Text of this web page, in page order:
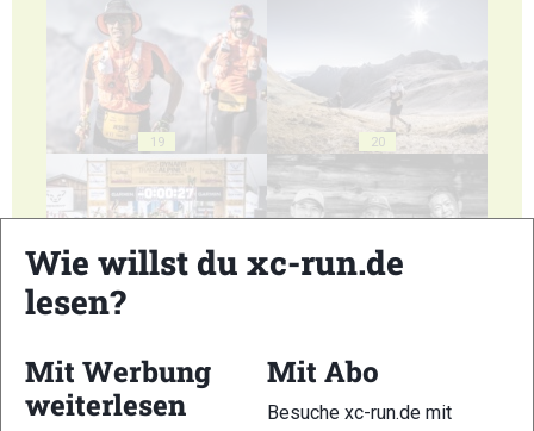
19 20
Wie willst du xc-run.de
lesen?
Mit Werbung
weiterlesen
Mit Abo
Besuche xc-run.de mit